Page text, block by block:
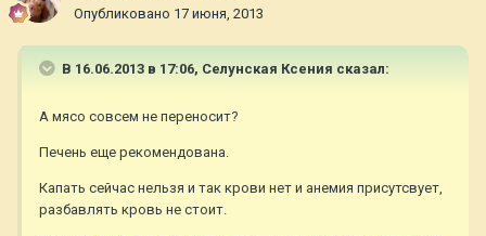
Опубликовано 17 июня, 2013
В 16.06.2013 в 17:06, Селунская Ксения сказал:
А мясо совсем не переносит?
Печень еще рекомендована.
Капать сейчас нельзя и так крови нет и анемия присутсвует,
разбавлять кровь не стоит.